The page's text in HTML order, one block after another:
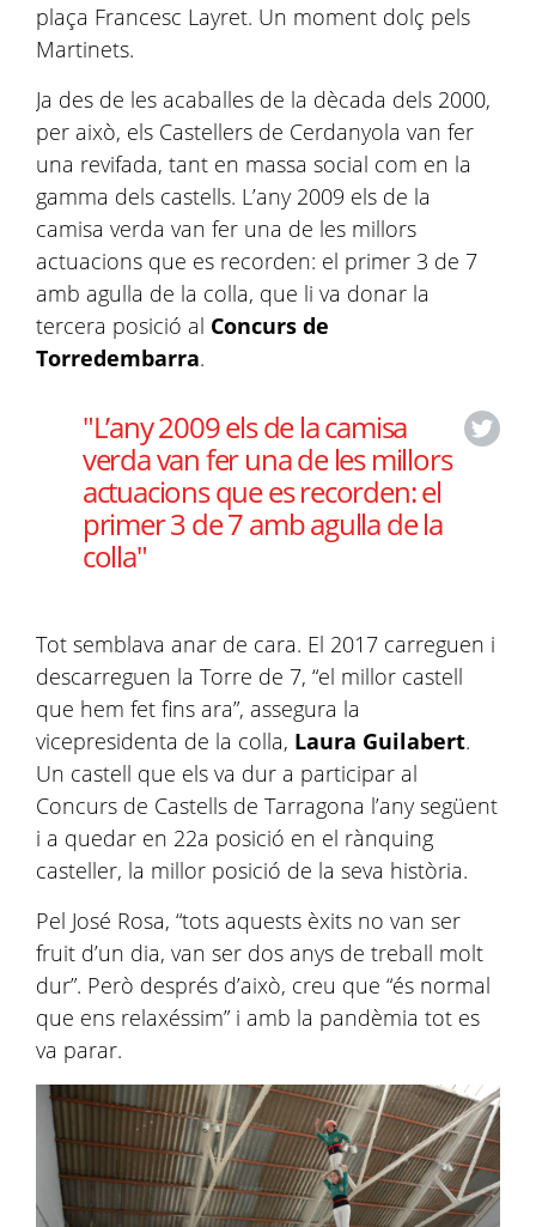
plaça Francesc Layret. Un moment dolç pels
Martinets.
Ja des de les acaballes de la dècada dels 2000,
per això, els Castellers de Cerdanyola van fer
una revifada, tant en massa social com en la
gamma dels castells. L’any 2009 els de la
camisa verda van fer una de les millors
actuacions que es recorden: el primer 3 de 7
amb agulla de la colla, que li va donar la
tercera posició al Concurs de
Torredembarra.
"L’any 2009 els de la camisa
verda van fer una de les millors
actuacions que es recorden: el
primer 3 de 7 amb agulla de la
colla"
Tot semblava anar de cara. El 2017 carreguen i
descarreguen la Torre de 7, “el millor castell
que hem fet fins ara”, assegura la
vicepresidenta de la colla, Laura Guilabert.
Un castell que els va dur a participar al
Concurs de Castells de Tarragona l’any següent
i a quedar en 22a posició en el rànquing
casteller, la millor posició de la seva història.
Pel José Rosa, “tots aquests èxits no van ser
fruit d’un dia, van ser dos anys de treball molt
dur”. Però després d’això, creu que “és normal
que ens relaxéssim” i amb la pandèmia tot es
va parar.